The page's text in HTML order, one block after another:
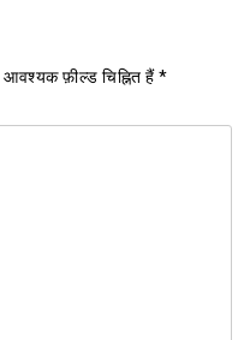
आवश्यक फ़ील्ड चिह्नित हैं*